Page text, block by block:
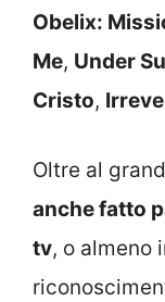
Obelix:
Me, Under
Cristo,
Oltre al
anche fatto
tv, o almeno